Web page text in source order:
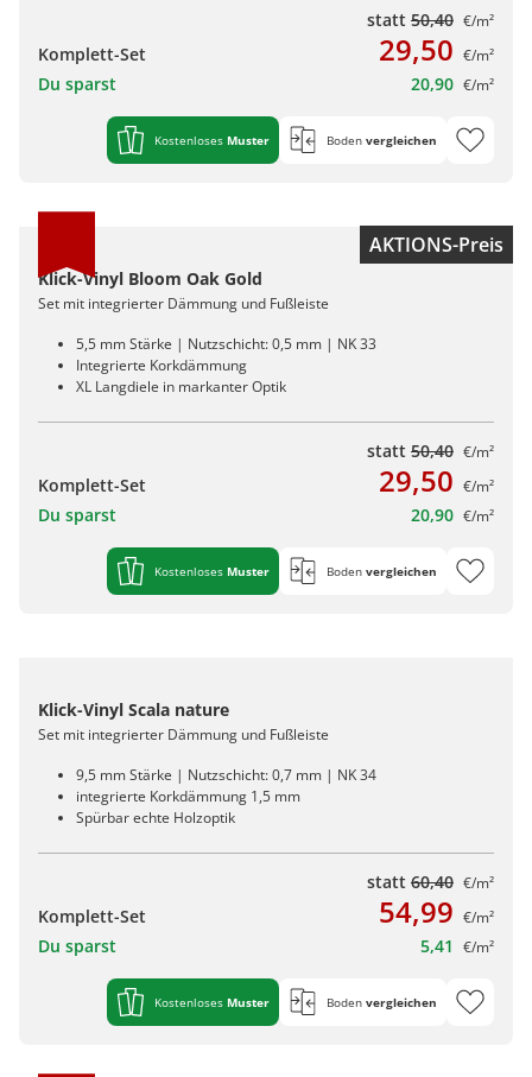
statt 50,40 €/m²
Komplett-Set 29,50 €/m²
Du sparst 20,90 €/m²
Kostenloses Muster Boden vergleichen
AKTIONS-Preis
Klick-Vinyl Bloom Oak Gold
Set mit integrierter Dämmung und Fußleiste
5,5 mm Stärke | Nutzschicht: 0,5 mm | NK 33
Integrierte Korkdämmung
XL Langdiele in markanter Optik
statt 50,40 €/m²
Komplett-Set 29,50 €/m²
Du sparst 20,90 €/m²
Kostenloses Muster Boden vergleichen
Klick-Vinyl Scala nature
Set mit integrierter Dämmung und Fußleiste
9,5 mm Stärke | Nutzschicht: 0,7 mm | NK 34
integrierte Korkdämmung 1,5 mm
Spürbar echte Holzoptik
statt 60,40 €/m²
Komplett-Set 54,99 €/m²
Du sparst 5,41 €/m²
Kostenloses Muster Boden vergleichen